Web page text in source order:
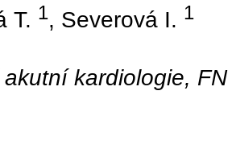
T. 1, Severová I. 1
kardiologie,